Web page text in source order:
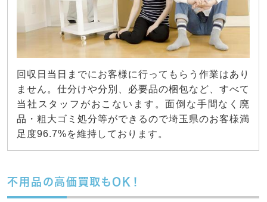
回収日当日までにお客様に行ってもらう作業はあり
ません。仕分けや分別、必要品の梱包など、すべて
当社スタッフがおこないます。面倒な手間なく廃
品・粗大ゴミ処分等ができるので埼玉県のお客様満
足度96.7%を維持しております。
不用品の高価買取もOK！